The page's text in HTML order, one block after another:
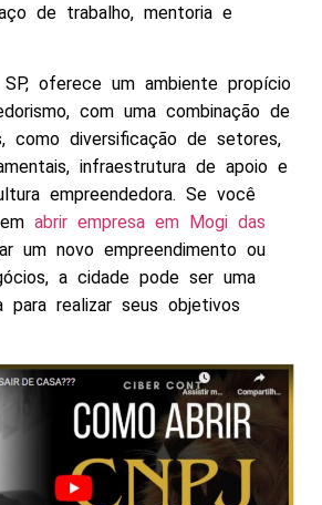
de trabalho, mentoria e
SP, oferece um ambiente propício
com uma combinação de
como diversificação de setores,
infraestrutura de apoio e
empreendedora. Se você
abrir empresa em Mogi das
um novo empreendimento ou
a cidade pode ser uma
para realizar seus objetivos